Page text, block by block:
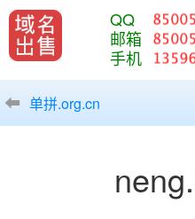
QQ
邮箱
手机
单拼.org.cn